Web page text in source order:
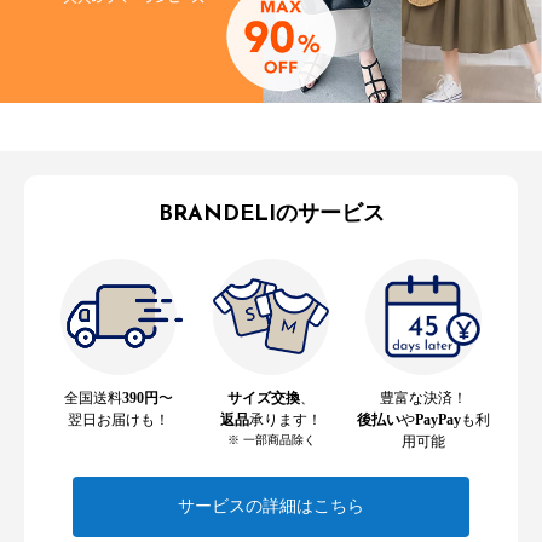
BRANDELIのサービス
全国送料390円〜
翌日お届けも！
サイズ交換
返品承ります！
※ 一部商品除く
豊富な決済！
後払いやPayPayも利
用可能
サービスの詳細はこちら